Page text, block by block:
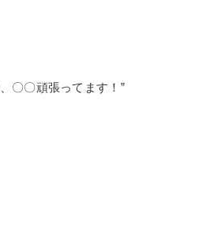
〇〇頑張ってます！”